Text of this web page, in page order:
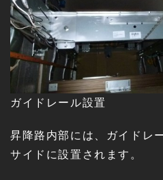
ガイドレール設置
昇降路内部には、ガイドレ
サイドに設置されます。